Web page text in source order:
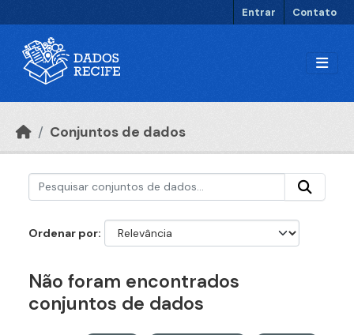
Entrar Contato
Conjuntos de dados
Ordenar por
Não foram encontrados
conjuntos de dados